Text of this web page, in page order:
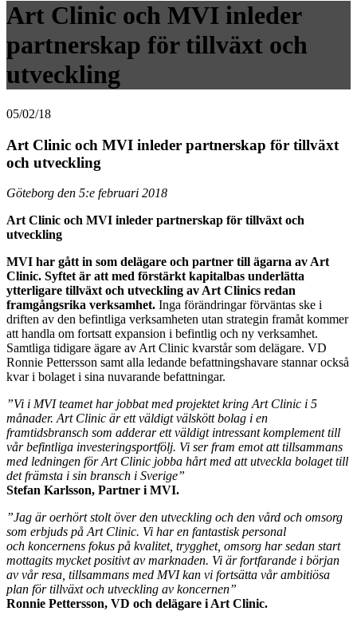
Art Clinic och MVI inleder
partnerskap för tillväxt och
utveckling
05/02/18
Art Clinic och MVI inleder partnerskap för tillväxt
och utveckling
Göteborg den 5:e februari 2018
Art Clinic och MVI inleder partnerskap för tillväxt och
utveckling
MVI har gått in som delägare och partner till ägarna av Art
Clinic. Syftet är att med förstärkt kapitalbas underlätta
ytterligare tillväxt och utveckling av Art Clinics redan
framgångsrika verksamhet. Inga förändringar förväntas ske i
driften av den befintliga verksamheten utan strategin framåt kommer
att handla om fortsatt expansion i befintlig och ny verksamhet.
Samtliga tidigare ägare av Art Clinic kvarstår som delägare. VD
Ronnie Pettersson samt alla ledande befattningshavare stannar också
kvar i bolaget i sina nuvarande befattningar.
”Vi i MVI teamet har jobbat med projektet kring Art Clinic i 5
månader. Art Clinic är ett väldigt välskött bolag i en
framtidsbransch som adderar ett väldigt intressant komplement till
vår befintliga investeringsportfölj. Vi ser fram emot att tillsammans
med ledningen för Art Clinic jobba hårt med att utveckla bolaget till
det främsta i sin bransch i Sverige”
Stefan Karlsson, Partner i MVI.
”Jag är oerhört stolt över den utveckling och den vård och omsorg
som erbjuds på Art Clinic. Vi har en fantastisk personal
och koncernens fokus på kvalitet, trygghet, omsorg har sedan start
mottagits mycket positivt av marknaden. Vi är fortfarande i början
av vår resa, tillsammans med MVI kan vi fortsätta vår ambitiösa
plan för tillväxt och utveckling av koncernen”
Ronnie Pettersson, VD och delägare i Art Clinic.